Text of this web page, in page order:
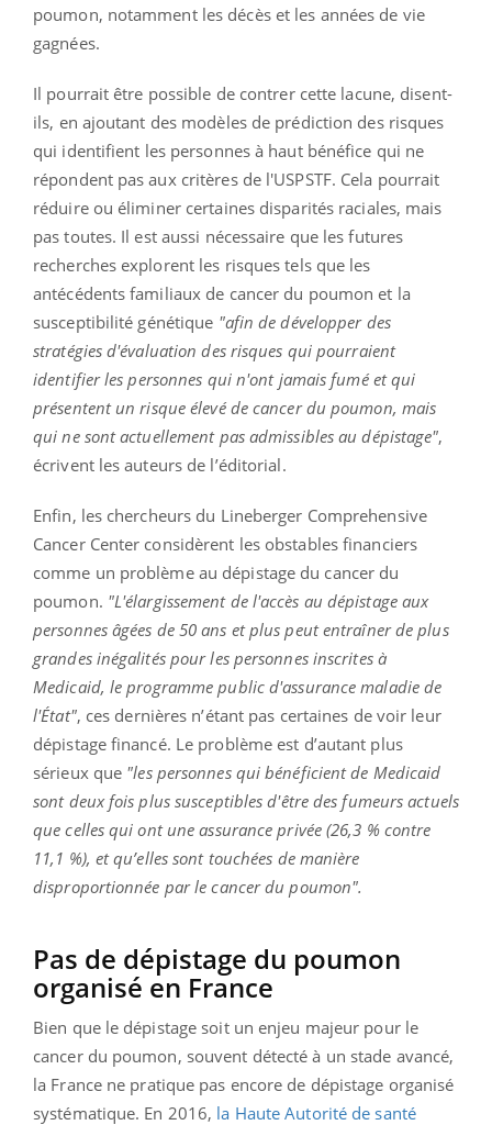
poumon, notamment les décès et les années de vie
gagnées.
Il pourrait être possible de contrer cette lacune, disent-
ils, en ajoutant des modèles de prédiction des risques
qui identifient les personnes à haut bénéfice qui ne
répondent pas aux critères de l'USPSTF. Cela pourrait
réduire ou éliminer certaines disparités raciales, mais
pas toutes. Il est aussi nécessaire que les futures
recherches explorent les risques tels que les
antécédents familiaux de cancer du poumon et la
susceptibilité génétique "afin de développer des
stratégies d'évaluation des risques qui pourraient
identifier les personnes qui n'ont jamais fumé et qui
présentent un risque élevé de cancer du poumon, mais
qui ne sont actuellement pas admissibles au dépistage",
écrivent les auteurs de l’éditorial.
Enfin, les chercheurs du Lineberger Comprehensive
Cancer Center considèrent les obstables financiers
comme un problème au dépistage du cancer du
poumon. "L'élargissement de l'accès au dépistage aux
personnes âgées de 50 ans et plus peut entraîner de plus
grandes inégalités pour les personnes inscrites à
Medicaid, le programme public d'assurance maladie de
l'État", ces dernières n’étant pas certaines de voir leur
dépistage financé. Le problème est d’autant plus
sérieux que "les personnes qui bénéficient de Medicaid
sont deux fois plus susceptibles d'être des fumeurs actuels
que celles qui ont une assurance privée (26,3 % contre
11,1 %), et qu’elles sont touchées de manière
disproportionnée par le cancer du poumon".
Pas de dépistage du poumon
organisé en France
Bien que le dépistage soit un enjeu majeur pour le
cancer du poumon, souvent détecté à un stade avancé,
la France ne pratique pas encore de dépistage organisé
systématique. En 2016, la Haute Autorité de santé